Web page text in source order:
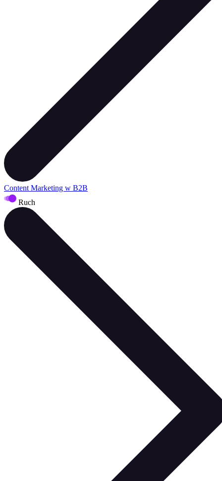
Content Marketing w B2B
Ruch